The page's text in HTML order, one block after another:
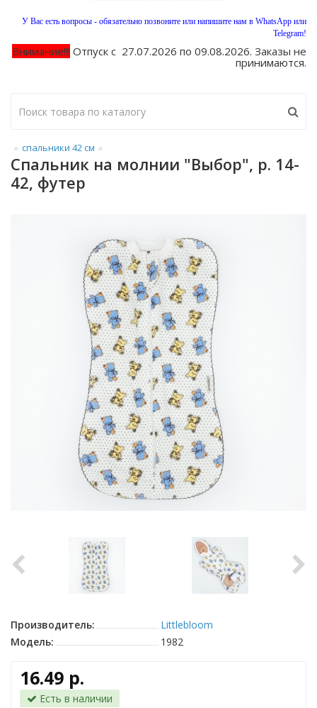
У Вас есть вопросы - обязательно позвоните или напишите нам в WhatsApp или
Telegram!
Внимание!!! Отпуск с 27.07.2026 по 09.08.2026. Заказы не
принимаются.
спальники 42 см
Спальник на молнии "Выбор", р. 14-
42, футер
Производитель:
Littlebloom
Модель:
1982
16.49 р.
Есть в наличии